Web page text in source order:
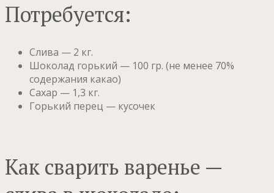
Потребуется:
Слива — 2 кг.
Шоколад горький — 100 гр. (не менее 70%
содержания какао)
Сахар — 1,3 кг.
Горький перец — кусочек
Как сварить варенье —